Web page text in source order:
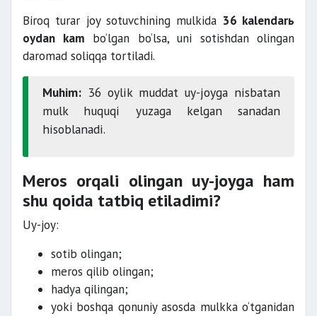
Biroq turar joy sotuvchining mulkida 36 kalendarь
oydan kam bo‘lgan bo‘lsa, uni sotishdan olingan
daromad soliqqa tortiladi.
Muhim: 36 oylik muddat uy-joyga nisbatan
mulk huquqi yuzaga kelgan sanadan
hisoblanadi.
Meros orqali olingan uy-joyga ham
shu qoida tatbiq etiladimi?
Uy-joy:
sotib olingan;
meros qilib olingan;
hadya qilingan;
yoki boshqa qonuniy asosda mulkka o‘tganidan